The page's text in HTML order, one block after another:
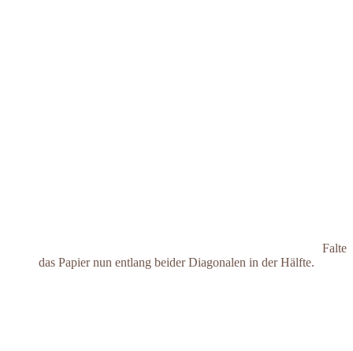
Falte
das Papier nun entlang beider Diagonalen in der Hälfte.